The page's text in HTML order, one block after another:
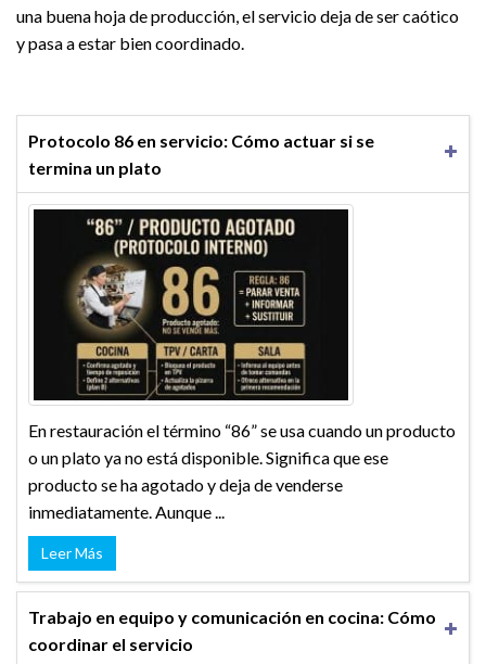
una buena hoja de producción, el servicio deja de ser caótico
y pasa a estar bien coordinado.
Protocolo 86 en servicio: Cómo actuar si se
termina un plato
En restauración el término “86” se usa cuando un producto
o un plato ya no está disponible. Significa que ese
producto se ha agotado y deja de venderse
inmediatamente. Aunque ...
Leer Más
Trabajo en equipo y comunicación en cocina: Cómo
coordinar el servicio